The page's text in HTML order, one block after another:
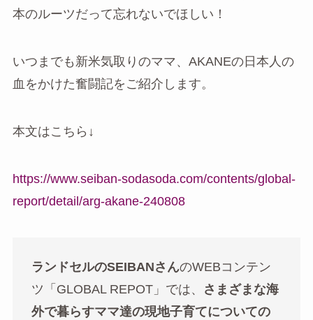
本のルーツだって忘れないでほしい！
いつまでも新米気取りのママ、AKANEの日本人の
血をかけた奮闘記をご紹介します。
本文はこちら↓
https://www.seiban-sodasoda.com/contents/global-
report/detail/arg-akane-240808
ランドセルのSEIBANさんのWEBコンテン
ツ「GLOBAL REPOT」では、
さまざまな海
外で暮らすママ達の現地子育てについての